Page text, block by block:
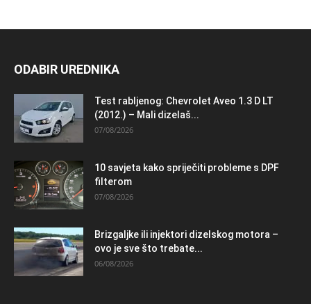
ODABIR UREDNIKA
Test rabljenog: Chevrolet Aveo 1.3 D LT
(2012.) – Mali dizelaš...
07/08/2026
10 savjeta kako spriječiti probleme s DPF
filterom
07/08/2026
Brizgaljke ili injektori dizelskog motora –
ovo je sve što trebate...
06/08/2026